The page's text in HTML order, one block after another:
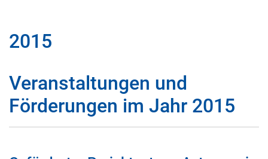
2015
Veranstaltungen und
Förderungen im Jahr 2015